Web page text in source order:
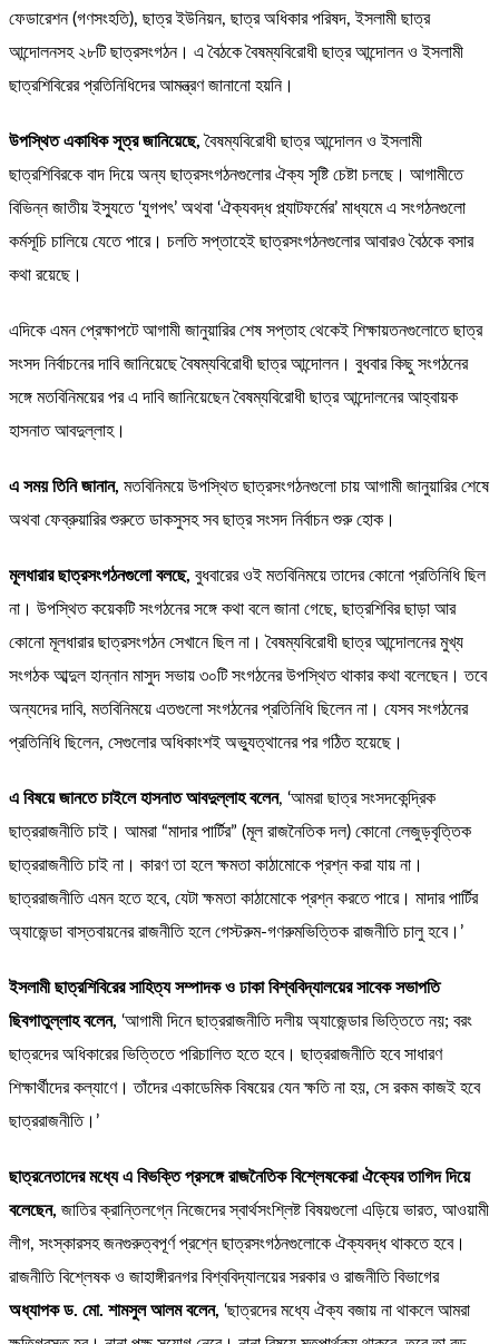
ফেডারেশন (গণসংহতি), ছাত্র ইউনিয়ন, ছাত্র অধিকার পরিষদ, ইসলামী ছাত্র
আন্দোলনসহ ২৮টি ছাত্রসংগঠন। এ বৈঠকে বৈষম্যবিরোধী ছাত্র আন্দোলন ও ইসলামী
ছাত্রশিবিরের প্রতিনিধিদের আমন্ত্রণ জানানো হয়নি।
উপস্থিত একাধিক সূত্র জানিয়েছে, বৈষম্যবিরোধী ছাত্র আন্দোলন ও ইসলামী
ছাত্রশিবিরকে বাদ দিয়ে অন্য ছাত্রসংগঠনগুলোর ঐক্য সৃষ্টি চেষ্টা চলছে। আগামীতে
বিভিন্ন জাতীয় ইস্যুতে ‘যুগপৎ’ অথবা ‘ঐক্যবদ্ধ প্ল্যাটফর্মের’ মাধ্যমে এ সংগঠনগুলো
কর্মসূচি চালিয়ে যেতে পারে। চলতি সপ্তাহেই ছাত্রসংগঠনগুলোর আবারও বৈঠকে বসার
কথা রয়েছে।
এদিকে এমন প্রেক্ষাপটে আগামী জানুয়ারির শেষ সপ্তাহ থেকেই শিক্ষায়তনগুলোতে ছাত্র
সংসদ নির্বাচনের দাবি জানিয়েছে বৈষম্যবিরোধী ছাত্র আন্দোলন। বুধবার কিছু সংগঠনের
সঙ্গে মতবিনিময়ের পর এ দাবি জানিয়েছেন বৈষম্যবিরোধী ছাত্র আন্দোলনের আহ্বায়ক
হাসনাত আবদুল্লাহ।
এ সময় তিনি জানান, মতবিনিময়ে উপস্থিত ছাত্রসংগঠনগুলো চায় আগামী জানুয়ারির শেষে
অথবা ফেব্রুয়ারির শুরুতে ডাকসুসহ সব ছাত্র সংসদ নির্বাচন শুরু হোক।
মূলধারার ছাত্রসংগঠনগুলো বলছে, বুধবারের ওই মতবিনিময়ে তাদের কোনো প্রতিনিধি ছিল
না। উপস্থিত কয়েকটি সংগঠনের সঙ্গে কথা বলে জানা গেছে, ছাত্রশিবির ছাড়া আর
কোনো মূলধারার ছাত্রসংগঠন সেখানে ছিল না। বৈষম্যবিরোধী ছাত্র আন্দোলনের মুখ্য
সংগঠক আব্দুল হান্নান মাসুদ সভায় ৩০টি সংগঠনের উপস্থিত থাকার কথা বলেছেন। তবে
অন্যদের দাবি, মতবিনিময়ে এতগুলো সংগঠনের প্রতিনিধি ছিলেন না। যেসব সংগঠনের
প্রতিনিধি ছিলেন, সেগুলোর অধিকাংশই অভ্যুত্থানের পর গঠিত হয়েছে।
এ বিষয়ে জানতে চাইলে হাসনাত আবদুল্লাহ বলেন, ‘আমরা ছাত্র সংসদকেন্দ্রিক
ছাত্ররাজনীতি চাই। আমরা “মাদার পার্টির” (মূল রাজনৈতিক দল) কোনো লেজুড়বৃত্তিক
ছাত্ররাজনীতি চাই না। কারণ তা হলে ক্ষমতা কাঠামোকে প্রশ্ন করা যায় না।
ছাত্ররাজনীতি এমন হতে হবে, যেটা ক্ষমতা কাঠামোকে প্রশ্ন করতে পারে। মাদার পার্টির
অ্যাজেন্ডা বাস্তবায়নের রাজনীতি হলে গেস্টরুম-গণরুমভিত্তিক রাজনীতি চালু হবে।’
ইসলামী ছাত্রশিবিরের সাহিত্য সম্পাদক ও ঢাকা বিশ্ববিদ্যালয়ের সাবেক সভাপতি
ছিবগাতুল্লাহ বলেন, ‘আগামী দিনে ছাত্ররাজনীতি দলীয় অ্যাজেন্ডার ভিত্তিতে নয়; বরং
ছাত্রদের অধিকারের ভিত্তিতে পরিচালিত হতে হবে। ছাত্ররাজনীতি হবে সাধারণ
শিক্ষার্থীদের কল্যাণে। তাঁদের একাডেমিক বিষয়ের যেন ক্ষতি না হয়, সে রকম কাজই হবে
ছাত্ররাজনীতি।’
ছাত্রনেতাদের মধ্যে এ বিভক্তি প্রসঙ্গে রাজনৈতিক বিশ্লেষকেরা ঐক্যের তাগিদ দিয়ে
বলেছেন, জাতির ক্রান্তিলগ্নে নিজেদের স্বার্থসংশ্লিষ্ট বিষয়গুলো এড়িয়ে ভারত, আওয়ামী
লীগ, সংস্কারসহ জনগুরুত্বপূর্ণ প্রশ্নে ছাত্রসংগঠনগুলোকে ঐক্যবদ্ধ থাকতে হবে।
রাজনীতি বিশ্লেষক ও জাহাঙ্গীরনগর বিশ্ববিদ্যালয়ের সরকার ও রাজনীতি বিভাগের
অধ্যাপক ড. মো. শামসুল আলম বলেন, ‘ছাত্রদের মধ্যে ঐক্য বজায় না থাকলে আমরা